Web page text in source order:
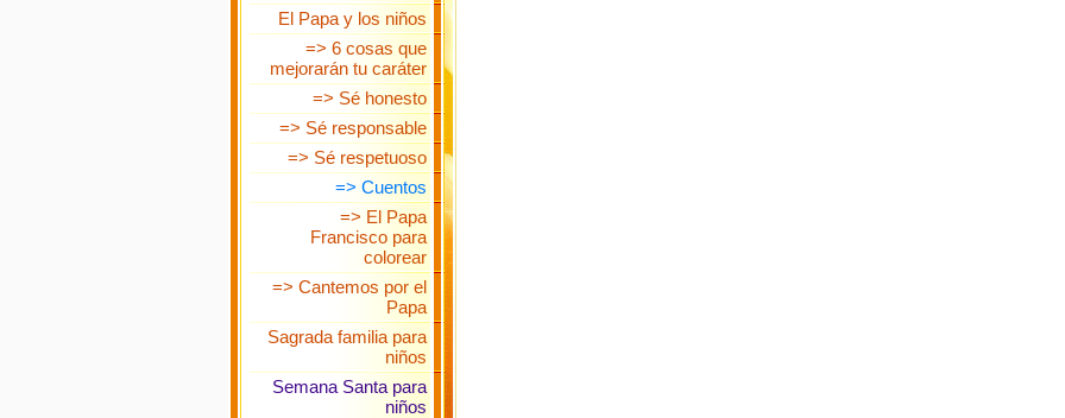
El Papa y los niños
=> 6 cosas que
mejorarán tu caráter
=> Sé honesto
=> Sé responsable
=> Sé respetuoso
=> Cuentos
=> El Papa
Francisco para
colorear
=> Cantemos por el
Papa
Sagrada familia para
niños
Semana Santa para
niños